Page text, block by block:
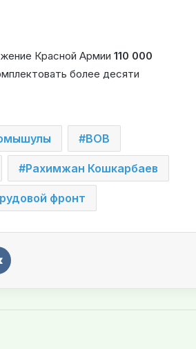
Красной Армии 110 000
более десяти
ВОВ
Рахимжан Кошкарбаев
фронт